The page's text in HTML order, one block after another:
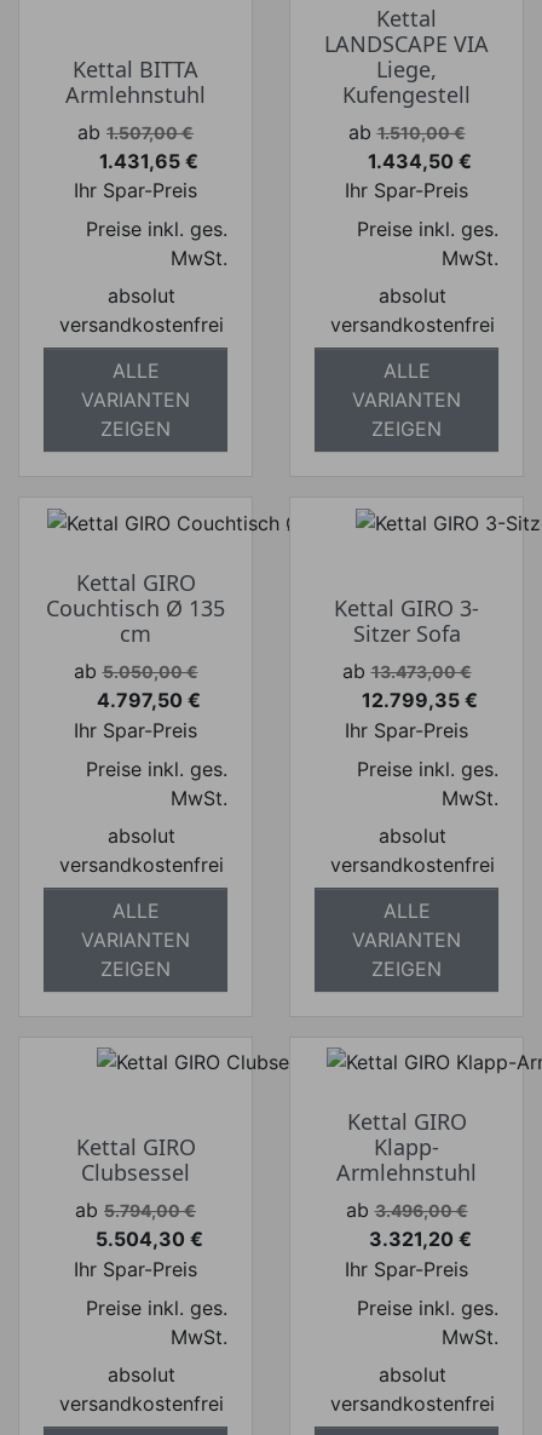
Kettal BITTA
Armlehnstuhl
Verkaufspreis
ab 1.507,00 €
Preis
1.431,65 €
Ihr Spar-Preis
Preise inkl. ges.
MwSt.
absolut
versandkostenfrei
ALLE
VARIANTEN
ZEIGEN
Kettal
LANDSCAPE VIA
Liege,
Kufengestell
Verkaufspreis
ab 1.510,00 €
Preis
1.434,50 €
Ihr Spar-Preis
Preise inkl. ges.
MwSt.
absolut
versandkostenfrei
ALLE
VARIANTEN
ZEIGEN
Kettal GIRO
Couchtisch Ø 135
cm
Verkaufspreis
ab 5.050,00 €
Preis
4.797,50 €
Ihr Spar-Preis
Preise inkl. ges.
MwSt.
absolut
versandkostenfrei
ALLE
VARIANTEN
ZEIGEN
Kettal GIRO 3-
Sitzer Sofa
Verkaufspreis
ab 13.473,00 €
Preis
12.799,35 €
Ihr Spar-Preis
Preise inkl. ges.
MwSt.
absolut
versandkostenfrei
ALLE
VARIANTEN
ZEIGEN
Kettal GIRO
Clubsessel
Verkaufspreis
ab 5.794,00 €
Preis
5.504,30 €
Ihr Spar-Preis
Preise inkl. ges.
MwSt.
absolut
versandkostenfrei
Kettal GIRO
Klapp-
Armlehnstuhl
Verkaufspreis
ab 3.496,00 €
Preis
3.321,20 €
Ihr Spar-Preis
Preise inkl. ges.
MwSt.
absolut
versandkostenfrei